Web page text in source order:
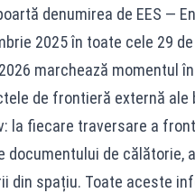
denumirea de EES —
2025 în toate cele 29
marchează momentul
de frontieră externă ale
la fiecare traversare a
de călătorie,
din spațiu. Toate aceste